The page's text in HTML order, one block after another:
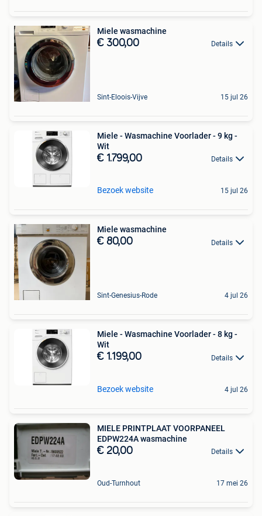
Miele wasmachine
€ 300,00 Details
Sint-Eloois-Vijve 15 jul 26
Miele - Wasmachine Voorlader - 9 kg -
Wit
€ 1.799,00 Details
Bezoek website 15 jul 26
Miele wasmachine
€ 80,00 Details
Sint-Genesius-Rode 4 jul 26
Miele - Wasmachine Voorlader - 8 kg -
Wit
€ 1.199,00 Details
Bezoek website 4 jul 26
MIELE PRINTPLAAT VOORPANEEL
EDPW224A wasmachine
€ 20,00 Details
Oud-Turnhout 17 mei 26